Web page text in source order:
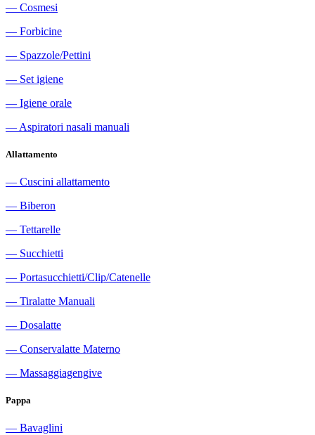
― Cosmesi
― Forbicine
― Spazzole/Pettini
― Set igiene
― Igiene orale
― Aspiratori nasali manuali
Allattamento
― Cuscini allattamento
― Biberon
― Tettarelle
― Succhietti
― Portasucchietti/Clip/Catenelle
― Tiralatte Manuali
― Dosalatte
― Conservalatte Materno
― Massaggiagengive
Pappa
― Bavaglini